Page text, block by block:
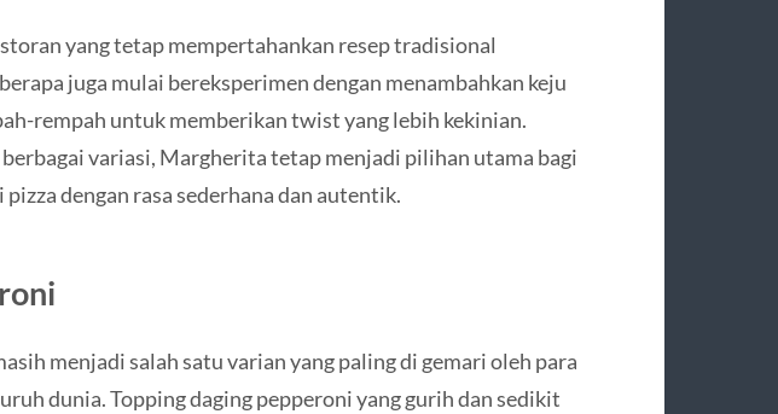
yang tetap mempertahankan resep tradisional
juga mulai bereksperimen dengan menambahkan keju
rempah untuk memberikan twist yang lebih kekinian.
variasi, Margherita tetap menjadi pilihan utama bagi
dengan rasa sederhana dan autentik.
menjadi salah satu varian yang paling di gemari oleh para
dunia. Topping daging pepperoni yang gurih dan sedikit